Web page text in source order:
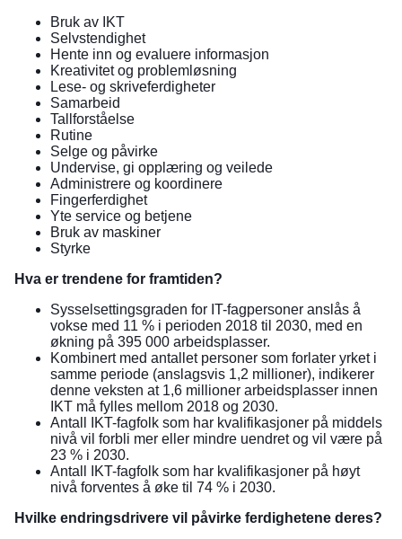
Bruk av IKT
Selvstendighet
Hente inn og evaluere informasjon
Kreativitet og problemløsning
Lese- og skriveferdigheter
Samarbeid
Tallforståelse
Rutine
Selge og påvirke
Undervise, gi opplæring og veilede
Administrere og koordinere
Fingerferdighet
Yte service og betjene
Bruk av maskiner
Styrke
Hva er trendene for framtiden?
Sysselsettingsgraden for IT-fagpersoner anslås å
vokse med 11 % i perioden 2018 til 2030, med en
økning på 395 000 arbeidsplasser.
Kombinert med antallet personer som forlater yrket i
samme periode (anslagsvis 1,2 millioner), indikerer
denne veksten at 1,6 millioner arbeidsplasser innen
IKT må fylles mellom 2018 og 2030.
Antall IKT-fagfolk som har kvalifikasjoner på middels
nivå vil forbli mer eller mindre uendret og vil være på
23 % i 2030.
Antall IKT-fagfolk som har kvalifikasjoner på høyt
nivå forventes å øke til 74 % i 2030.
Hvilke endringsdrivere vil påvirke ferdighetene deres?